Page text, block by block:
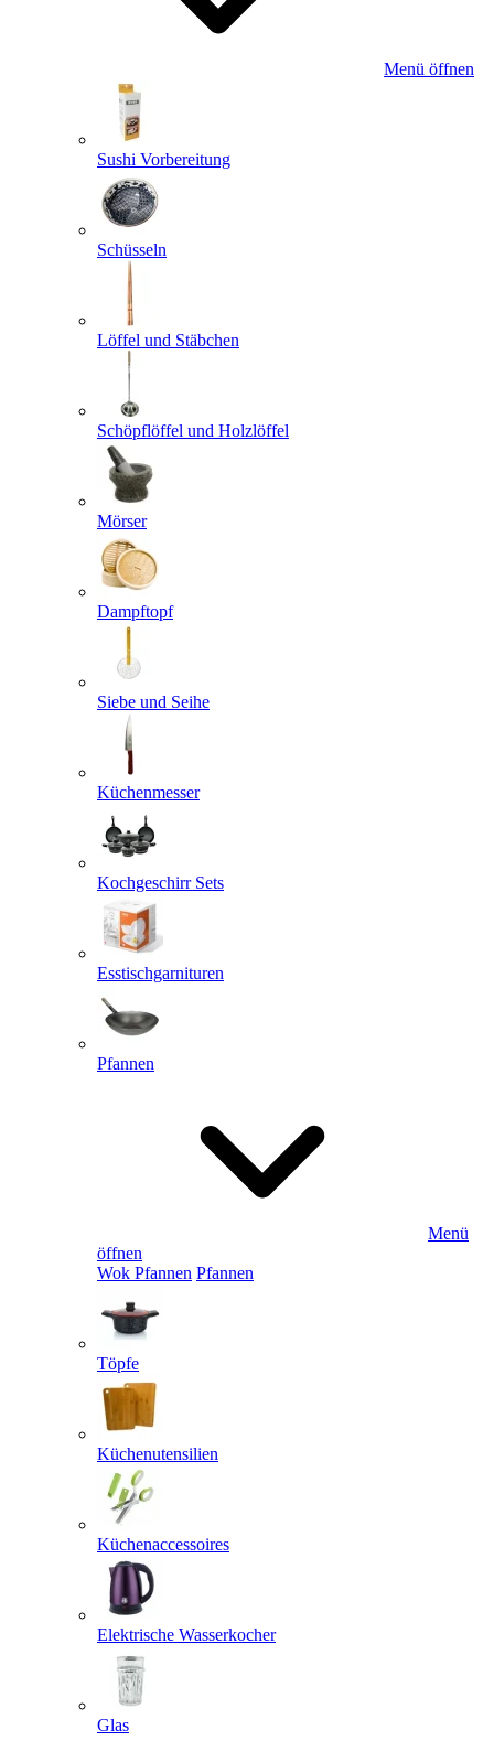
Menü öffnen
Sushi Vorbereitung
Schüsseln
Löffel und Stäbchen
Schöpflöffel und Holzlöffel
Mörser
Dampftopf
Siebe und Seihe
Küchenmesser
Kochgeschirr Sets
Esstischgarnituren
Pfannen
Menü
öffnen
Wok Pfannen Pfannen
Töpfe
Küchenutensilien
Küchenaccessoires
Elektrische Wasserkocher
Glas